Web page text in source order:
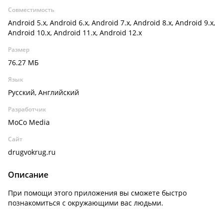
Совместимость
Android 5.x, Android 6.x, Android 7.x, Android 8.x, Android 9.x,
Android 10.x, Android 11.x, Android 12.x
Размер
76.27 МБ
Язык
Русский, Английский
Разработчик
MoCo Media
Сайт
drugvokrug.ru
Описание
При помощи этого приложения вы сможете быстро
познакомиться с окружающими вас людьми.